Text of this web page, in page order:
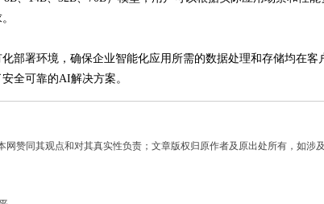
部署环境，确保企业智能化应用所需的数据处理和存储均在
全可靠的AI解决方案。
赞同其观点和对其真实性负责；文章版权归原作者及原出处所有，如